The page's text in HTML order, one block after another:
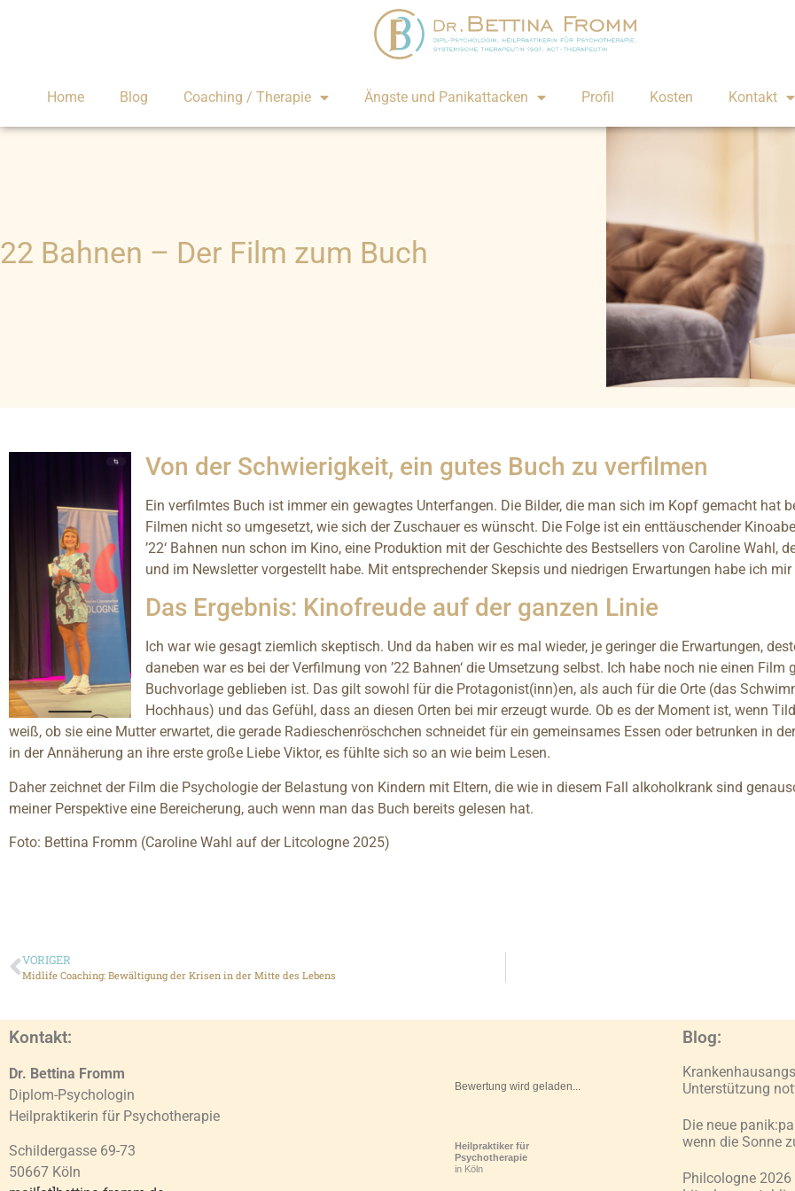
Home Blog Coaching / Therapie Ängste und Panikattacken Profil Kosten Kontakt
22 Bahnen – Der Film zum Buch
Von der Schwierigkeit, ein gutes Buch zu verfilmen
Ein verfilmtes Buch ist immer ein gewagtes Unterfangen. Die Bilder, die man sich im Kopf gemacht hat
Filmen nicht so umgesetzt, wie sich der Zuschauer es wünscht. Die Folge ist ein enttäuschender
’22‘ Bahnen nun schon im Kino, eine Produktion mit der Geschichte des Bestsellers von Caroline Wahl,
und im Newsletter vorgestellt habe. Mit entsprechender Skepsis und niedrigen Erwartungen habe ich
Das Ergebnis: Kinofreude auf der ganzen Linie
Ich war wie gesagt ziemlich skeptisch. Und da haben wir es mal wieder, je geringer die Erwartungen,
daneben war es bei der Verfilmung von ’22 Bahnen‘ die Umsetzung selbst. Ich habe noch nie einen Film
Buchvorlage geblieben ist. Das gilt sowohl für die Protagonist(inn)en, als auch für die Orte (das
Hochhaus) und das Gefühl, dass an diesen Orten bei mir erzeugt wurde. Ob es der Moment ist, wenn
weiß, ob sie eine Mutter erwartet, die gerade Radieschenröschchen schneidet für ein gemeinsames Essen oder betrunken in
in der Annäherung an ihre erste große Liebe Viktor, es fühlte sich so an wie beim Lesen.
Daher zeichnet der Film die Psychologie der Belastung von Kindern mit Eltern, die wie in diesem Fall alkoholkrank sind
meiner Perspektive eine Bereicherung, auch wenn man das Buch bereits gelesen hat.
Foto: Bettina Fromm (Caroline Wahl auf der Litcologne 2025)
VORIGER
Midlife Coaching: Bewältigung der Krisen in der Mitte des Lebens
Kontakt:
Dr. Bettina Fromm
Diplom-Psychologin
Heilpraktikerin für Psychotherapie
Schildergasse 69-73
50667 Köln
Bewertung wird geladen...
Heilpraktiker für
Psychotherapie
in Köln
Blog:
Unterstützung
Die neue
wenn die Sonne
Philcologne